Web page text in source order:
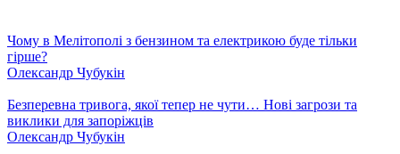
Чому в Мелітополі з бензином та електрикою буде тільки
гірше?
Олександр Чубукін
Безперевна тривога, якої тепер не чути… Нові загрози та
виклики для запоріжців
Олександр Чубукін